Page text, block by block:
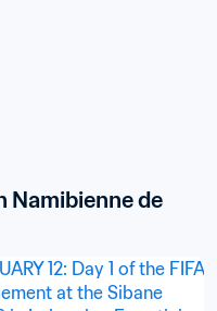
Namibienne de